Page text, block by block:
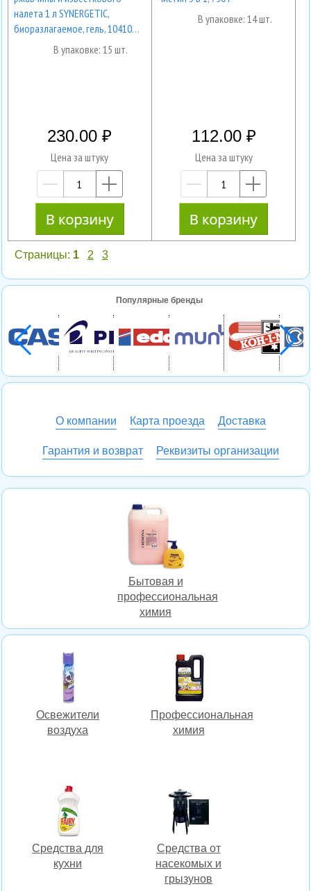
Бытовая и
профессиональная
химия
Освежители
воздуха
Профессиональная
химия
Средства для
кухни
Средства от
насекомых и
грызунов
налета 1 л SYNERGETIC,
биоразлагаемое, гель, 10410…
В упаковке: 15 шт.
230.00
Цена за штуку
—
В упаковке: 14 шт.
112.00
Цена за штуку
—
Страницы: 1 2 3
Популярные бренды
О компании Карта проезда Доставка
Гарантия и возврат Реквизиты организации